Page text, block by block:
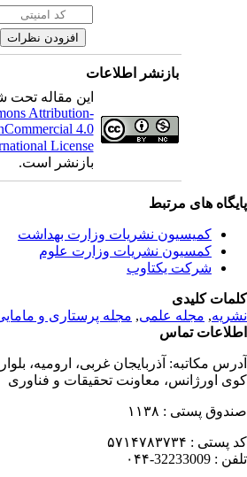
بازنشر اطلاعات
این مقاله تحت
Attribution-
4.0
License
بازنشر است.
های مرتبط
کمیسیون نشریات وزارت بهداشت
کمسیون نشریات وزارت علوم
شرکت یکتاوب
کلیدی
,مجله علمی, مجله پرستاری و مامایی
تماس
مکاتبه:آذربایجان غربی، ارومیه،
اورژانس، معاونت تحقیقات و فناوری
پستی : ۱۱۳۸
پستی : ۵۷۱۴۷۸۳۷۳۴
: 32233009-۰۴۴